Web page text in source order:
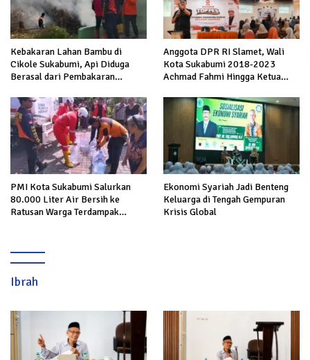
Kebakaran Lahan Bambu di
Cikole Sukabumi, Api Diduga
Berasal dari Pembakaran
Anggota DPR RI Slamet, Wali
Kota Sukabumi 2018-2023
Achmad Fahmi Hingga Ketua
Mesin Politik di TOP PKS
Sukabumi
PMI Kota Sukabumi Salurkan
80.000 Liter Air Bersih ke
Ratusan Warga Terdampak
Ekonomi Syariah Jadi Benteng
Keluarga di Tengah Gempuran
Krisis Global
Ibrah